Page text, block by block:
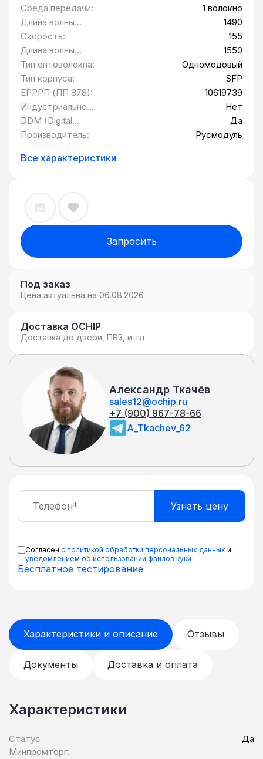
Среда передачи:
1 волокно
Длина волны
приемника (RX):
1490
Скорость:
155
Длина волны
передатчика
(TX):
1550
Тип оптоволокна:
Одномодовый
Тип корпуса:
SFP
ЕРРРП (ПП 878):
10619739
Индустриальное
исполнение:
Нет
DDM (Digital
Diagnostic
Monitoring):
Да
Производитель:
Русмодуль
Все характеристики
Запросить
Под заказ
Цена актуальна на 06.08.2026
Доставка OCHIP
Доставка до двери, ПВЗ, и тд
Александр Ткачёв
sales12@ochip.ru
+7 (900) 967-78-66
A_Tkachev_62
Согласен с политикой обработки персональных данных и
уведомлением об использовании файлов куки
Бесплатное тестирование
Характеристики и описание Отзывы
Документы Доставка и оплата
Характеристики
Статус
Минпромторг:
Да